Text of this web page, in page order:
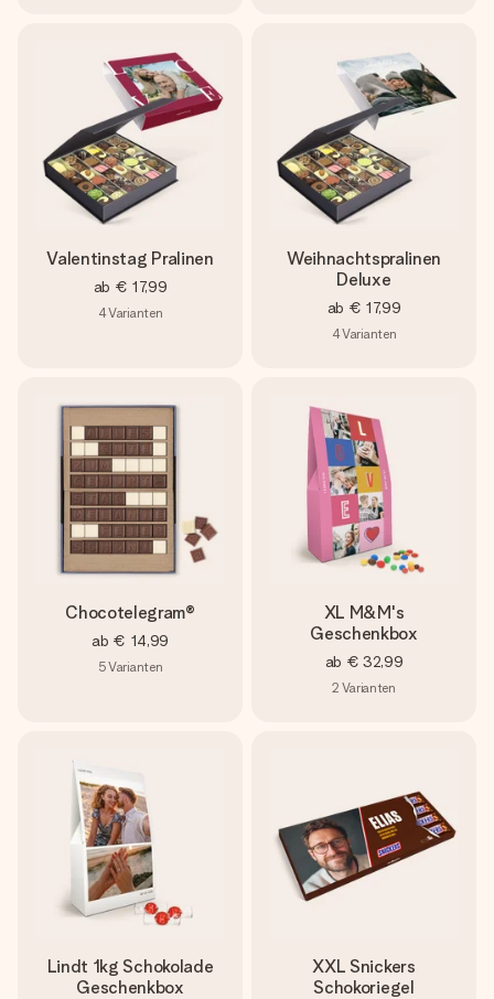
Valentinstag Pralinen
ab € 17,99
4Varianten
Weihnachtspralinen
Deluxe
ab € 17,99
4Varianten
Chocotelegram®
ab € 14,99
5Varianten
XL M&M's
Geschenkbox
ab € 32,99
2 Varianten
Lindt 1kg Schokolade
Geschenkbox
XXL Snickers
Schokoriegel